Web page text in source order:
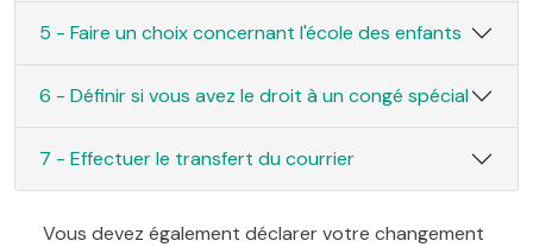
5 - Faire un choix concernant l'école des enfants
6 - Définir si vous avez le droit à un congé spécial
7 - Effectuer le transfert du courrier
Vous devez également déclarer votre changement